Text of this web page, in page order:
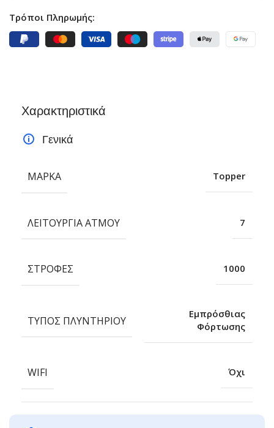
Τρόποι Πληρωμής:
Χαρακτηριστικά
Γενικά
ΜΆΡΚΑ Topper
ΛΕΙΤΟΥΡΓΊΑ ΑΤΜΟΎ 7
ΣΤΡΟΦΈΣ 1000
ΤΎΠΟΣ ΠΛΥΝΤΗΡΊΟΥ
Εμπρόσθιας
Φόρτωσης
WIFI Όχι